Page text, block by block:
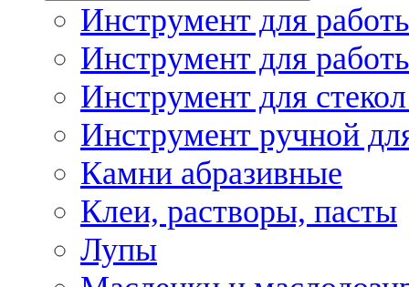
Инструмент для
Инструмент для
Инструмент для
Инструмент ручной
Камни абразивные
Клеи, растворы, пасты
Лупы